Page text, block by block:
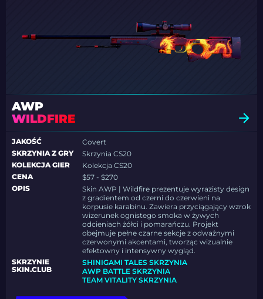
AWP
WILDFIRE
JAKOŚĆ
Covert
SKRZYNIA Z GRY
Skrzynia CS20
KOLEKCJA GIER
Kolekcja CS20
CENA
$57 - $270
OPIS
Skin AWP | Wildfire prezentuje wyrazisty design
z gradientem od czerni do czerwieni na
korpusie karabinu. Zawiera przyciągający wzrok
wizerunek ognistego smoka w żywych
odcieniach żółci i pomarańczu. Projekt
obejmuje pełne czarne sekcje z odważnymi
czerwonymi akcentami, tworząc wizualnie
efektowny i intensywny wygląd.
SKRZYNIE
SKIN.CLUB
SHINIGAMI TALES SKRZYNIA
AWP BATTLE SKRZYNIA
TEAM VITALITY SKRZYNIA